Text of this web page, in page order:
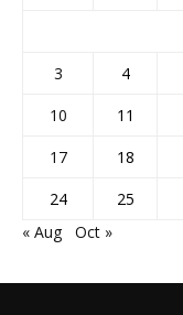
3
4
10
11
17
18
24
25
« Aug
Oct »